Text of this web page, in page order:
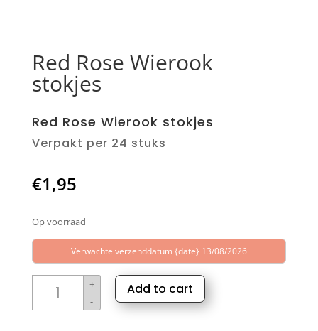
Red Rose Wierook
stokjes
Red Rose Wierook stokjes
Verpakt per 24 stuks
€1,95
Op voorraad
Verwachte verzenddatum {date} 13/08/2026
Wierook
+
-
Add to cart